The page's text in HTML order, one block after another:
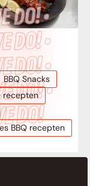
BBQ Snacks
recepten
BBQ recepten
DO! •
DO! •
DO! •
DO! •
DO!